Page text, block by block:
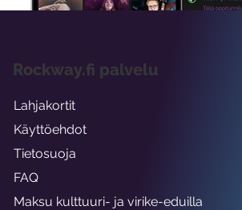
Rockway.fi palvelu
Lahjakortit
Käyttöehdot
Tietosuoja
FAQ
Maksu kulttuuri- ja virike-eduilla